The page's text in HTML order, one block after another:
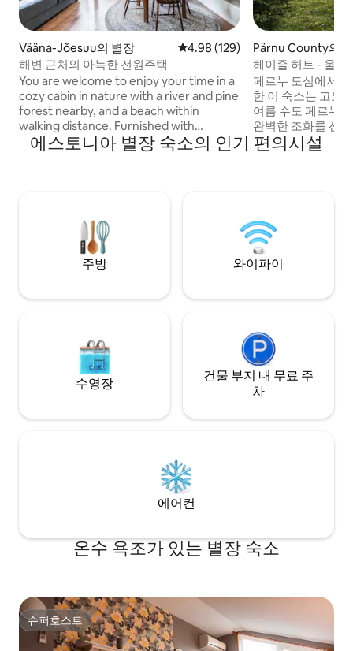
Vääna-Jõesuu의 별장 평점 4.98점(5점 만점), 후기 129
4.98 (129)
해변 근처의 아늑한 전원주택
You are welcome to enjoy your time in a
cozy cabin in nature with a river and pine
forest nearby, and a beach within
walking distance. Furnished with
everything to get the best of your
vacation. Guests can use the entire
bring firewood and water. The price of a
hot tub starts at €70 per day.
Pärnu County의
헤이즐 허트 - 울타
당, 사우나, 침실 2
페르누 도심에서
한 이 숙소는 고요
여름 수도 페르누
완벽한 조화를 선사합니다.
서 휴식을 취하고,
마시고, 4,000m²
승마, 스포츠 트레
든 것이 근처에 있
에스토니아 별장 숙소의 인기 편의시설
주방 와이파이
수영장
건물 부지 내 무료 주
차
에어컨
온수 욕조가 있는 별장 숙소
슈퍼호스트
슈퍼호스트